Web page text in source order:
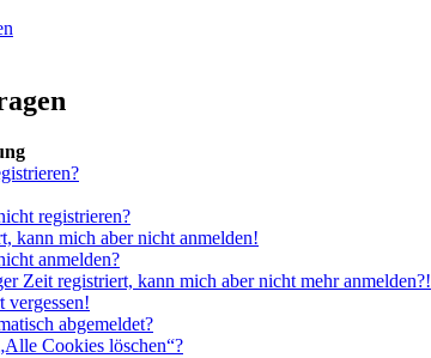
registrieren?
kann mich aber nicht anmelden!
anmelden?
Zeit registriert, kann mich aber nicht mehr anmelden?!
vergessen!
abgemeldet?
Cookies löschen“?